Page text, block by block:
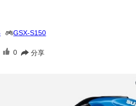
GSX-S150
0 分享